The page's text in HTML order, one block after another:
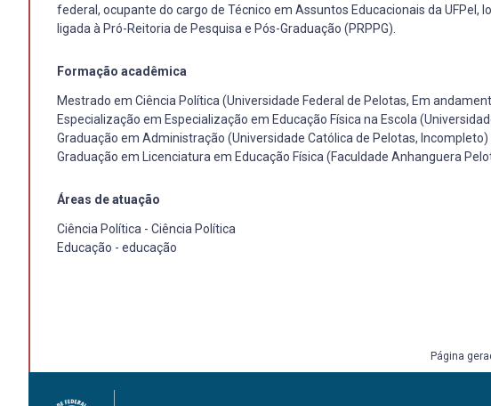
federal, ocupante do cargo de Técnico em Assuntos Educacionais da UFPel,
ligada à Pró-Reitoria de Pesquisa e Pós-Graduação (PRPPG).
Formação acadêmica
Mestrado em Ciência Política (Universidade Federal de Pelotas, Em
Especialização em Especialização em Educação Física na Escola
Graduação em Administração (Universidade Católica de Pelotas, Incompleto)
Graduação em Licenciatura em Educação Física (Faculdade Anhanguera
Áreas de atuação
Ciência Política - Ciência Política
Educação - educação
Página